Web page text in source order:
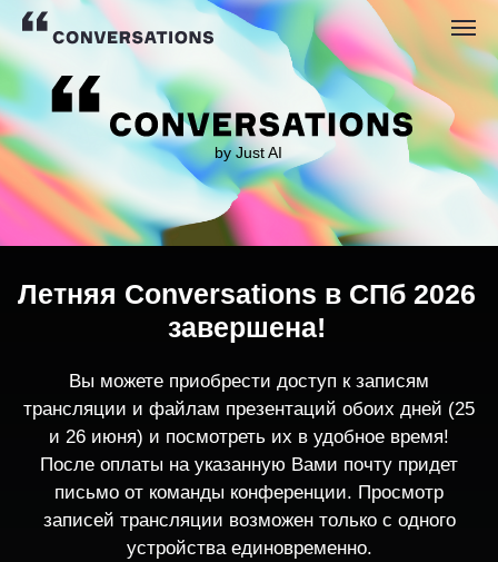
by Just AI
трансляции и файлам презентаций обоих дней (25
После оплаты на указанную Вами почту придет
записей трансляции возможен только с одного
устройства единовременно.
По любым вопросам пишите
contact@conversations-ai.co m
Летняя Conversations в СПб 2026
завершена!